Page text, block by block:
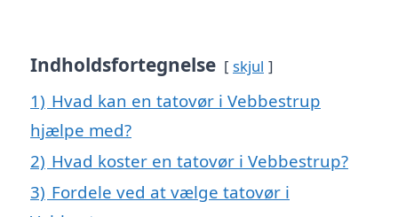
Indholdsfortegnelse skjul
1) Hvad kan en tatovør i Vebbestrup
hjælpe med?
2) Hvad koster en tatovør i Vebbestrup?
3) Fordele ved at vælge tatovør i